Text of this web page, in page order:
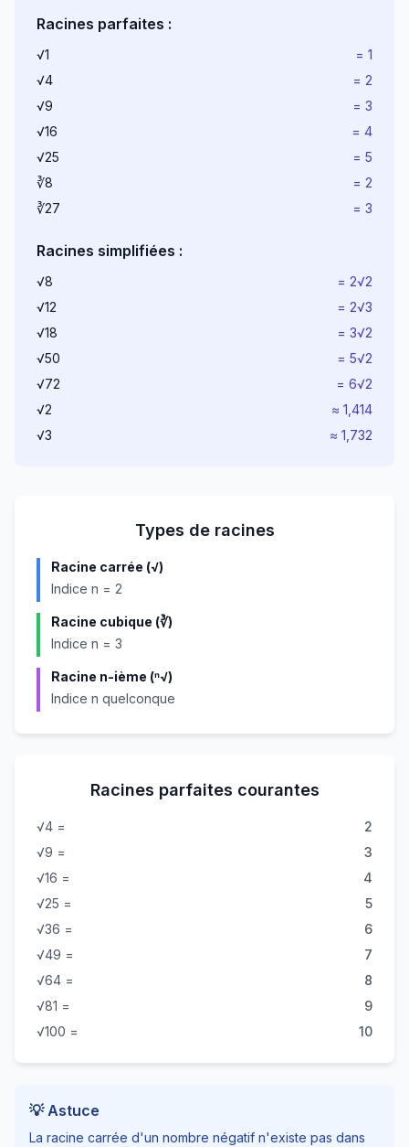
Racines parfaites :
√1
= 1
√4
= 2
√9
= 3
√16
= 4
√25
= 5
∛8
= 2
∛27
= 3
Racines simplifiées :
√8
= 2√2
√12
= 2√3
√18
= 3√2
√50
= 5√2
√72
= 6√2
√2
≈ 1,414
√3
≈ 1,732
Types de racines
Racine carrée (√)
Indice n = 2
Racine cubique (∛)
Indice n = 3
Racine n-ième (ⁿ√)
Indice n quelconque
Racines parfaites courantes
√4 =
2
√9 =
3
√16 =
4
√25 =
5
√36 =
6
√49 =
7
√64 =
8
√81 =
9
√100 =
10
💡 Astuce
La racine carrée d'un nombre négatif n'existe pas dans